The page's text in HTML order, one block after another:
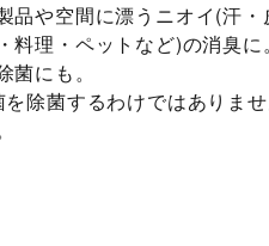
品や空間に漂うニオイ(汗・
料理・ペットなど)の消臭に。
菌にも。
除菌するわけではありま